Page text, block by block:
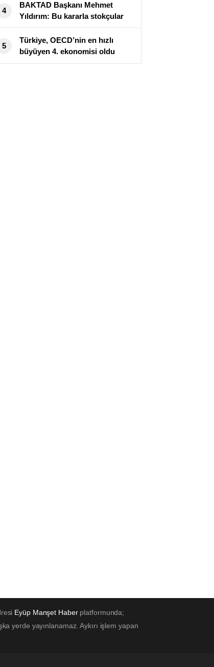
4
BAKTAD Başkanı Mehmet
Yıldırım: Bu kararla stokçular
hariç herkes kazançlı çıkacak
5
Türkiye, OECD’nin en hızlı
büyüyen 4. ekonomisi oldu
Eyüp Manşet Haber platformunda;
yerde yayınlanamaz. Aykırı işlem yapan